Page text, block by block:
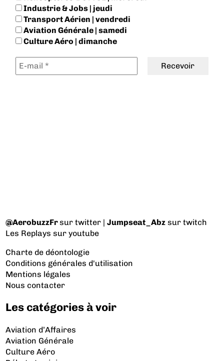
Industrie & Jobs | jeudi
Transport Aérien | vendredi
Aviation Générale | samedi
Culture Aéro | dimanche
@AerobuzzFrsur twitter |Jumpseat_Abz sur twitch
Les Replays sur youtube
Charte de déontologie
Conditions générales d'utilisation
Mentions légales
Nous contacter
Les catégories à voir
Aviation d’Affaires
Aviation Générale
Culture Aéro